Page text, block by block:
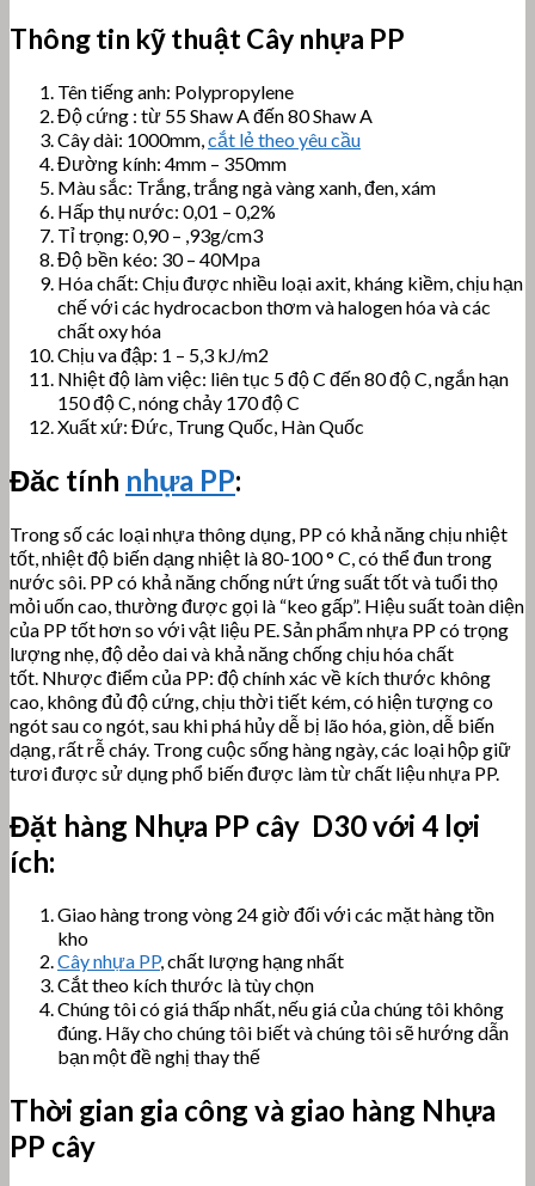
Thông tin kỹ thuật Cây nhựa PP
Tên tiếng anh: Polypropylene
Độ cứng : từ 55 Shaw A đến 80 Shaw A
Cây dài: 1000mm, cắt lẻ theo yêu cầu
Đường kính: 4mm – 350mm
Màu sắc: Trắng, trắng ngà vàng xanh, đen, xám
Hấp thụ nước: 0,01 – 0,2%
Tỉ trọng: 0,90 – ,93g/cm3
Độ bền kéo: 30 – 40Mpa
Hóa chất: Chịu được nhiều loại axit, kháng kiềm, chịu hạn
chế với các hydrocacbon thơm và halogen hóa và các
chất oxy hóa
Chịu va đập: 1 – 5,3 kJ/m2
Nhiệt độ làm việc: liên tục 5 độ C đến 80 độ C, ngắn hạn
150 độ C, nóng chảy 170 độ C
Xuất xứ: Đức, Trung Quốc, Hàn Quốc
Đăc tính nhựa PP:
Trong số các loại nhựa thông dụng, PP có khả năng chịu nhiệt
tốt, nhiệt độ biến dạng nhiệt là 80-100 ° C, có thể đun trong
nước sôi. PP có khả năng chống nứt ứng suất tốt và tuổi thọ
mỏi uốn cao, thường được gọi là “keo gấp”. Hiệu suất toàn diện
của PP tốt hơn so với vật liệu PE. Sản phẩm nhựa PP có trọng
lượng nhẹ, độ dẻo dai và khả năng chống chịu hóa chất
tốt. Nhược điểm của PP: độ chính xác về kích thước không
cao, không đủ độ cứng, chịu thời tiết kém, có hiện tượng co
ngót sau co ngót, sau khi phá hủy dễ bị lão hóa, giòn, dễ biến
dạng, rất rễ cháy. Trong cuộc sống hàng ngày, các loại hộp giữ
tươi được sử dụng phổ biến được làm từ chất liệu nhựa PP.
Đặt hàng Nhựa PP cây D30 với 4 lợi
ích:
Giao hàng trong vòng 24 giờ đối với các mặt hàng tồn
kho
Cây nhựa PP, chất lượng hạng nhất
Cắt theo kích thước là tùy chọn
Chúng tôi có giá thấp nhất, nếu giá của chúng tôi không
đúng. Hãy cho chúng tôi biết và chúng tôi sẽ hướng dẫn
bạn một đề nghị thay thế
Thời gian gia công và giao hàng Nhựa
PP cây